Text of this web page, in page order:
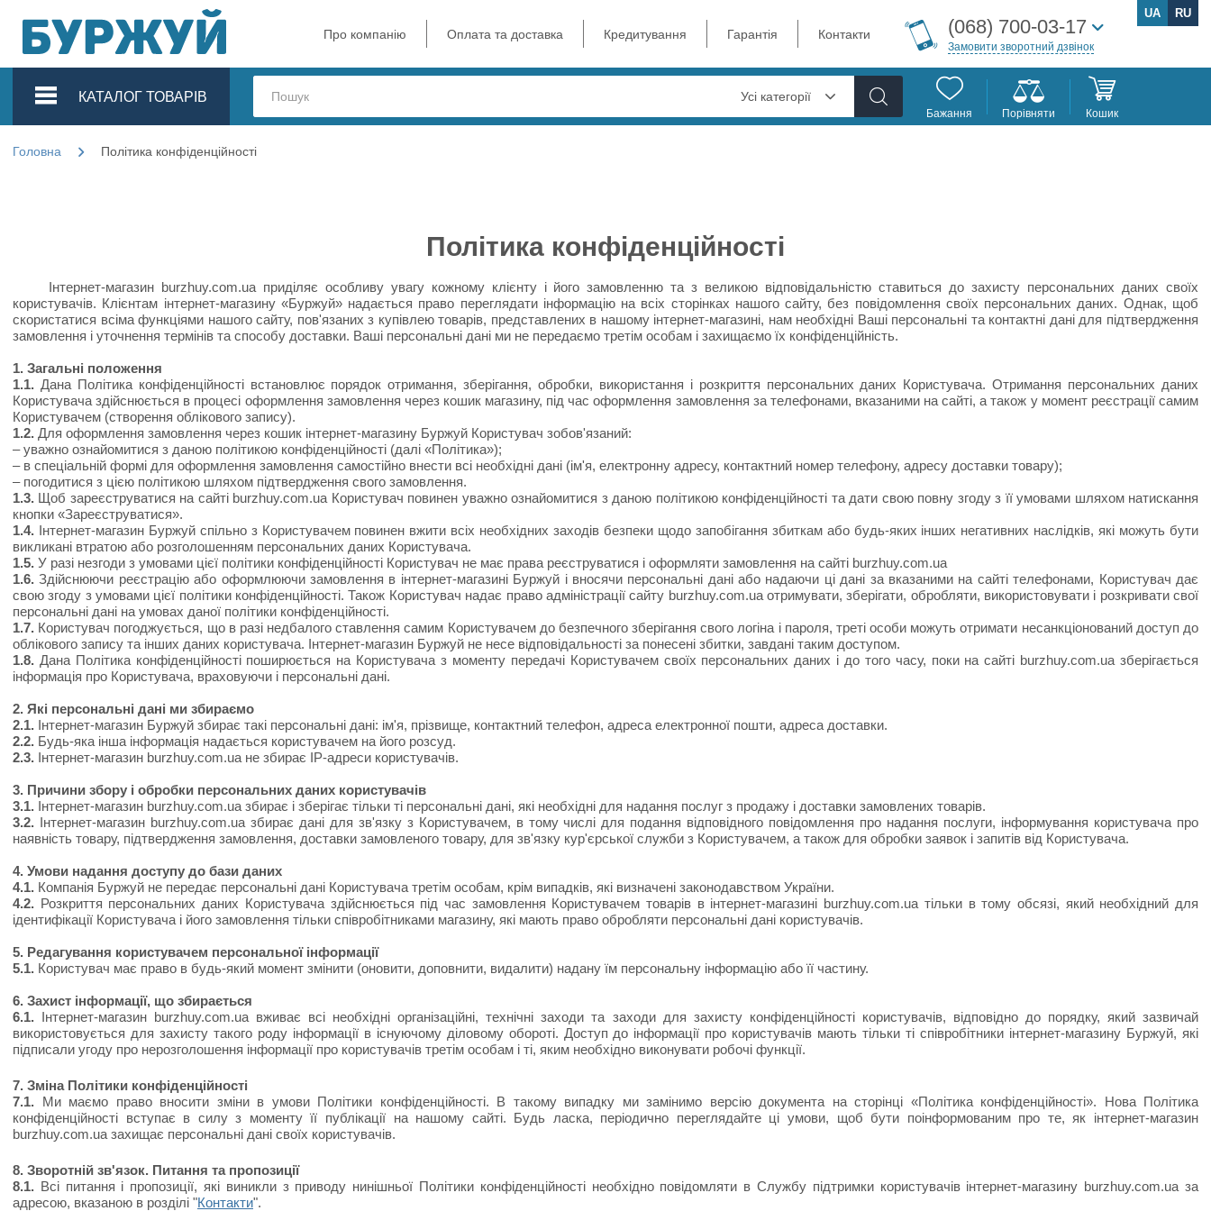
Про компанію Оплата та доставка Кредитування Гарантія Контакти (068) 700-03-17
Замовити зворотний дзвінок
UA RU
КАТАЛОГ ТОВАРІВ Усі категорії
Бажання Порівняти Кошик
Головна Політика конфіденційності
Політика конфіденційності
Інтернет-магазин burzhuy.com.ua приділяє особливу увагу кожному клієнту і його замовленню та з великою відповідальністю ставиться до захисту персональних даних своїх
користувачів. Клієнтам інтернет-магазину «Буржуй» надається право переглядати інформацію на всіх сторінках нашого сайту, без повідомлення своїх персональних даних. Однак, щоб
скористатися всіма функціями нашого сайту, пов'язаних з купівлею товарів, представлених в нашому інтернет-магазині, нам необхідні Ваші персональні та контактні дані для підтвердження
замовлення і уточнення термінів та способу доставки. Ваші персональні дані ми не передаємо третім особам і захищаємо їх конфіденційність.
1. Загальні положення
1.1. Дана Політика конфіденційності встановлює порядок отримання, зберігання, обробки, використання і розкриття персональних даних Користувача. Отримання персональних даних
Користувача здійснюється в процесі оформлення замовлення через кошик магазину, під час оформлення замовлення за телефонами, вказаними на сайті, а також у момент реєстрації самим
Користувачем (створення облікового запису).
1.2. Для оформлення замовлення через кошик інтернет-магазину Буржуй Користувач зобов'язаний:
– уважно ознайомитися з даною політикою конфіденційності (далі «Політика»);
– в спеціальній формі для оформлення замовлення самостійно внести всі необхідні дані (ім'я, електронну адресу, контактний номер телефону, адресу доставки товару);
– погодитися з цією політикою шляхом підтвердження свого замовлення.
1.3. Щоб зареєструватися на сайті burzhuy.com.ua Користувач повинен уважно ознайомитися з даною політикою конфіденційності та дати свою повну згоду з її умовами шляхом натискання
кнопки «Зареєструватися».
1.4. Інтернет-магазин Буржуй спільно з Користувачем повинен вжити всіх необхідних заходів безпеки щодо запобігання збиткам або будь-яких інших негативних наслідків, які можуть бути
викликані втратою або розголошенням персональних даних Користувача.
1.5. У разі незгоди з умовами цієї політики конфіденційності Користувач не має права реєструватися і оформляти замовлення на сайті burzhuy.com.ua
1.6. Здійснюючи реєстрацію або оформлюючи замовлення в інтернет-магазині Буржуй і вносячи персональні дані або надаючи ці дані за вказаними на сайті телефонами, Користувач дає
свою згоду з умовами цієї політики конфіденційності. Також Користувач надає право адміністрації сайту burzhuy.com.ua отримувати, зберігати, обробляти, використовувати і розкривати свої
персональні дані на умовах даної політики конфіденційності.
1.7. Користувач погоджується, що в разі недбалого ставлення самим Користувачем до безпечного зберігання свого логіна і пароля, треті особи можуть отримати несанкціонований доступ до
облікового запису та інших даних користувача. Інтернет-магазин Буржуй не несе відповідальності за понесені збитки, завдані таким доступом.
1.8. Дана Політика конфіденційності поширюється на Користувача з моменту передачі Користувачем своїх персональних даних і до того часу, поки на сайті burzhuy.com.ua зберігається
інформація про Користувача, враховуючи і персональні дані.
2. Які персональні дані ми збираємо
2.1. Інтернет-магазин Буржуй збирає такі персональні дані: ім'я, прізвище, контактний телефон, адреса електронної пошти, адреса доставки.
2.2. Будь-яка інша інформація надається користувачем на його розсуд.
2.3. Інтернет-магазин burzhuy.com.ua не збирає IP-адреси користувачів.
3. Причини збору і обробки персональних даних користувачів
3.1. Інтернет-магазин burzhuy.com.ua збирає і зберігає тільки ті персональні дані, які необхідні для надання послуг з продажу і доставки замовлених товарів.
3.2. Інтернет-магазин burzhuy.com.ua збирає дані для зв'язку з Користувачем, в тому числі для подання відповідного повідомлення про надання послуги, інформування користувача про
наявність товару, підтвердження замовлення, доставки замовленого товару, для зв'язку кур'єрської служби з Користувачем, а також для обробки заявок і запитів від Користувача.
4. Умови надання доступу до бази даних
4.1. Компанія Буржуй не передає персональні дані Користувача третім особам, крім випадків, які визначені законодавством України.
4.2. Розкриття персональних даних Користувача здійснюється під час замовлення Користувачем товарів в інтернет-магазині burzhuy.com.ua тільки в тому обсязі, який необхідний для
ідентифікації Користувача і його замовлення тільки співробітниками магазину, які мають право обробляти персональні дані користувачів.
5. Редагування користувачем персональної інформації
5.1. Користувач має право в будь-який момент змінити (оновити, доповнити, видалити) надану їм персональну інформацію або її частину.
6. Захист інформації, що збирається
6.1. Інтернет-магазин burzhuy.com.ua вживає всі необхідні організаційні, технічні заходи та заходи для захисту конфіденційності користувачів, відповідно до порядку, який зазвичай
використовується для захисту такого роду інформації в існуючому діловому обороті. Доступ до інформації про користувачів мають тільки ті співробітники інтернет-магазину Буржуй, які
підписали угоду про нерозголошення інформації про користувачів третім особам і ті, яким необхідно виконувати робочі функції.
7. Зміна Політики конфіденційності
7.1. Ми маємо право вносити зміни в умови Політики конфіденційності. В такому випадку ми замінимо версію документа на сторінці «Політика конфіденційності». Нова Політика
конфіденційності вступає в силу з моменту її публікації на нашому сайті. Будь ласка, періодично переглядайте ці умови, щоб бути поінформованим про те, як інтернет-магазин
burzhuy.com.ua захищає персональні дані своїх користувачів.
8. Зворотній зв'язок. Питання та пропозиції
8.1. Всі питання і пропозиції, які виникли з приводу нинішньої Політики конфіденційності необхідно повідомляти в Службу підтримки користувачів інтернет-магазину burzhuy.com.ua за
адресою, вказаною в розділі "Контакти".